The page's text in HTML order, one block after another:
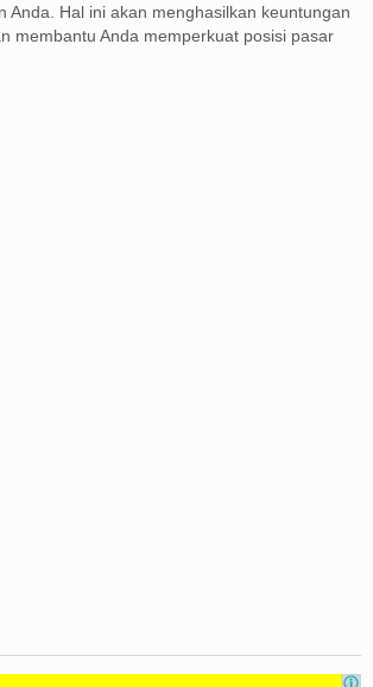
Anda. Hal ini akan menghasilkan keuntungan
membantu Anda memperkuat posisi pasar